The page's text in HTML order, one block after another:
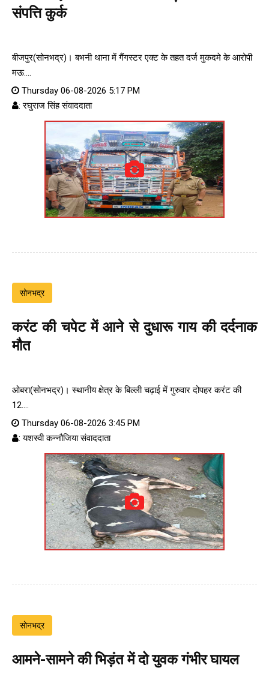
संपत्ति कुर्क
बीजपुर(सोनभद्र)। बभनी थाना में गैंगस्टर एक्ट के तहत दर्ज मुकदमे के आरोपी
मऊ....
Thursday 06-08-2026 5:17 PM
: रघुराज सिंह संवाददाता
सोनभद्र
करंट की चपेट में आने से दुधारू गाय की दर्दनाक
मौत
ओबरा(सोनभद्र)। स्थानीय क्षेत्र के बिल्ली चढ़ाई में गुरुवार दोपहर करंट की
12....
Thursday 06-08-2026 3:45 PM
: यशस्वी कन्नौजिया संवाददाता
सोनभद्र
आमने-सामने की भिड़ंत में दो युवक गंभीर घायल